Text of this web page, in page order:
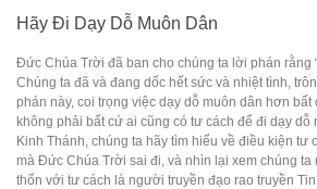
Hãy Đi Dạy Dỗ Muôn Dân
Đức Chúa Trời đã ban cho chúng ta lời phán rằng
Chúng ta đã và đang dốc hết sức và nhiệt tình,
phán này, coi trọng việc dạy dỗ muôn dân hơn
không phải bất cứ ai cũng có tư cách để đi dạy dỗ
Kinh Thánh, chúng ta hãy tìm hiểu về điều kiện tư
mà Đức Chúa Trời sai đi, và nhìn lại xem chúng ta
thốn với tư cách là người truyền đạo rao truyền